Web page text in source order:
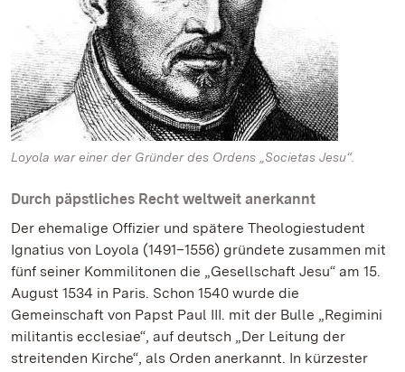
Loyola war einer der Gründer des Ordens „Societas Jesu“.
Durch päpstliches Recht weltweit anerkannt
Der ehemalige Offizier und spätere Theologiestudent
Ignatius von Loyola (1491–1556) gründete zusammen mit
fünf seiner Kommilitonen die „Gesellschaft Jesu“ am 15.
August 1534 in Paris. Schon 1540 wurde die
Gemeinschaft von Papst Paul III. mit der Bulle „Regimini
militantis ecclesiae“, auf deutsch „Der Leitung der
streitenden Kirche“, als Orden anerkannt. In kürzester